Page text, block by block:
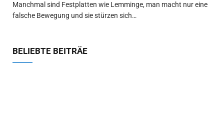
Manchmal sind Festplatten wie Lemminge, man macht nur eine
falsche Bewegung und sie stürzen sich…
BELIEBTE BEITRÄE